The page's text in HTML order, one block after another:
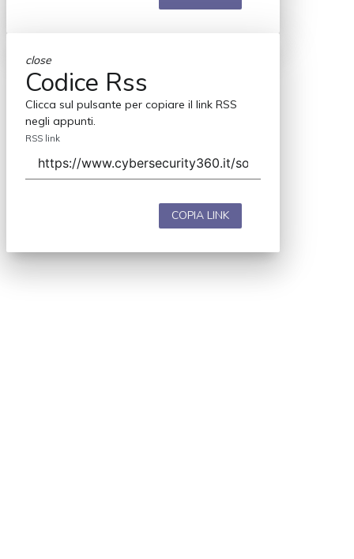
close
Codice Rss
Clicca sul pulsante per copiare il link RSS
negli appunti.
RSS link
COPIA LINK